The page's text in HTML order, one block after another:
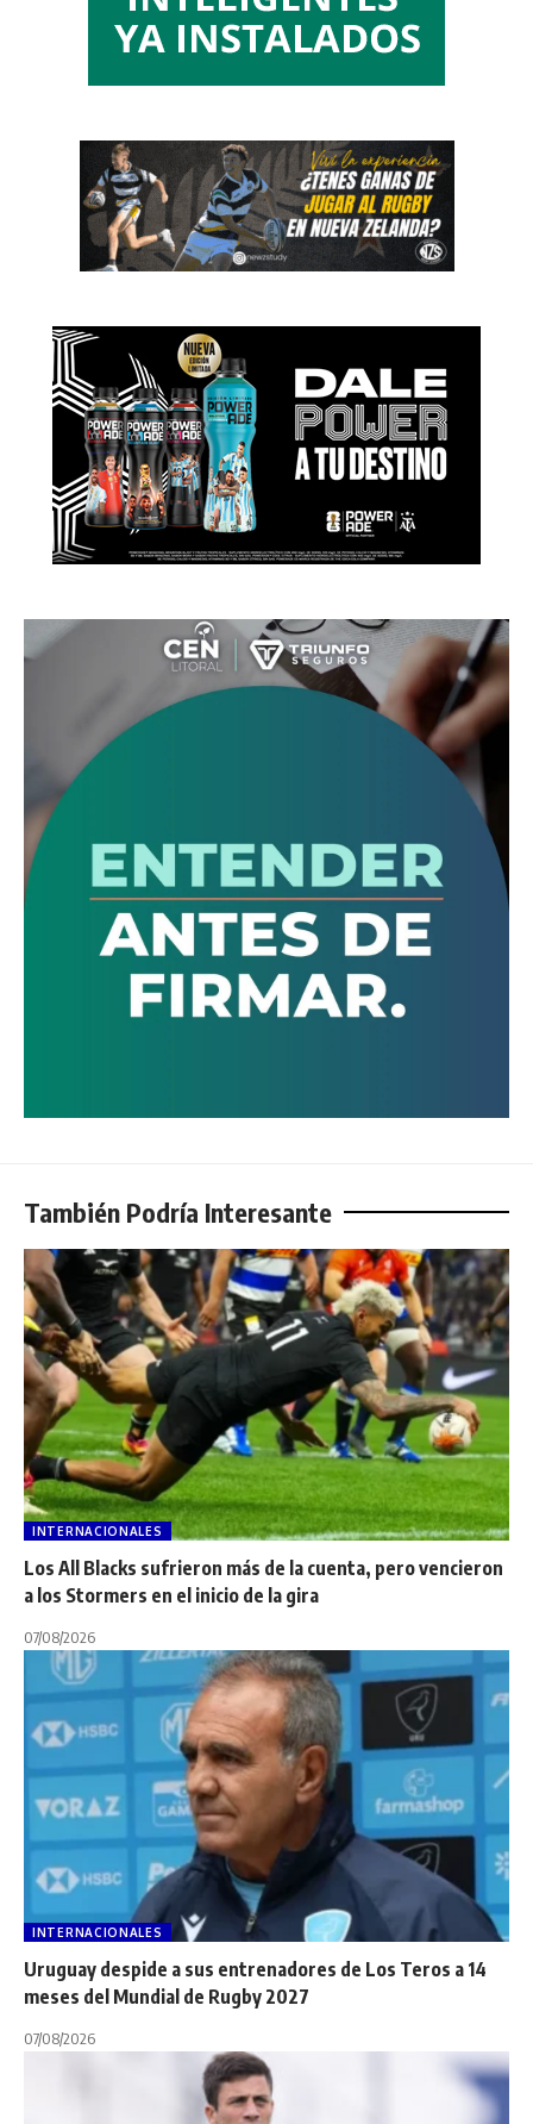
También Podría Interesante
INTERNACIONALES
Los All Blacks sufrieron más de la cuenta, pero vencieron
a los Stormers en el inicio de la gira
07/08/2026
INTERNACIONALES
Uruguay despide a sus entrenadores de Los Teros a 14
meses del Mundial de Rugby 2027
07/08/2026